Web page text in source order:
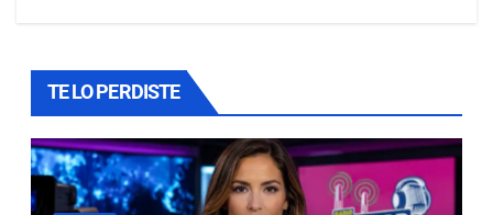
TE LO PERDISTE